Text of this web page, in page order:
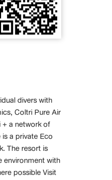
divers with
Coltri Pure Air
+ a network of
a private Eco
The resort is
environment with
possible Visit